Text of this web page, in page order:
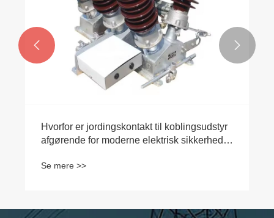
Hvorfor er jordingskontakt til koblingsudstyr
afgørende for moderne elektrisk sikkerhed
Se mere >>
 